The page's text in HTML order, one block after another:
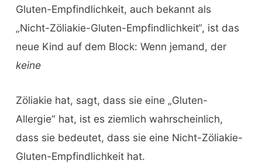
Gluten-Empfindlichkeit, auch bekannt als
„Nicht-Zöliakie-Gluten-Empfindlichkeit“, ist das
neue Kind auf dem Block: Wenn jemand, der
keine
Zöliakie hat, sagt, dass sie eine „Gluten-
Allergie“ hat, ist es ziemlich wahrscheinlich,
dass sie bedeutet, dass sie eine Nicht-Zöliakie-
Gluten-Empfindlichkeit hat.